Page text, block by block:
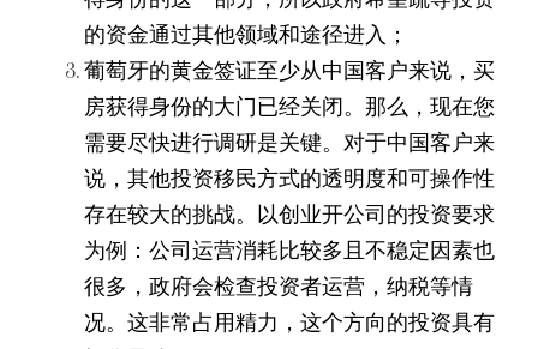
的资金通过其他领域和途径进入；
葡萄牙的黄金签证至少从中国客户来说，买
房获得身份的大门已经关闭。那么，现在您
需要尽快进行调研是关键。对于中国客户来
说，其他投资移民方式的透明度和可操作性
存在较大的挑战。以创业开公司的投资要求
为例：公司运营消耗比较多且不稳定因素也
很多，政府会检查投资者运营，纳税等情
况。这非常占用精力，这个方向的投资具有